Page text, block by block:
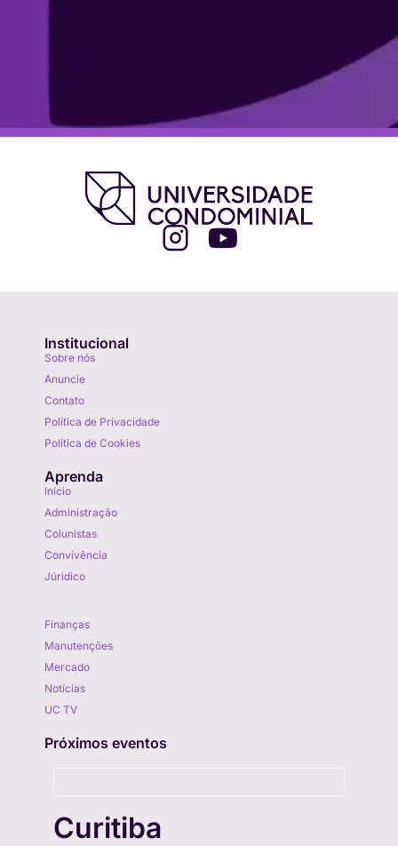
Institucional
Sobre nós
Anuncie
Contato
Política de Privacidade
Política de Cookies
Aprenda
Início
Administração
Colunistas
Convivência
Júridico
Finanças
Manutenções
Mercado
Notícias
UC TV
Próximos eventos
Curitiba